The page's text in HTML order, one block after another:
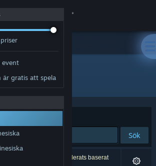
event
är gratis att spela
Sök
sökning. 2 titlar har exkluderats baserat